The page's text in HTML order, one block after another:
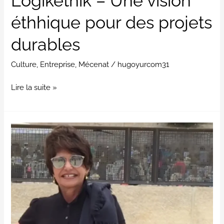
éthhique pour des projets
durables
Culture Entreprise Mécenat / hugoyurcom31
Lire la suite »
Mimette
Drommelschlager
:
«
Brice
Fauché